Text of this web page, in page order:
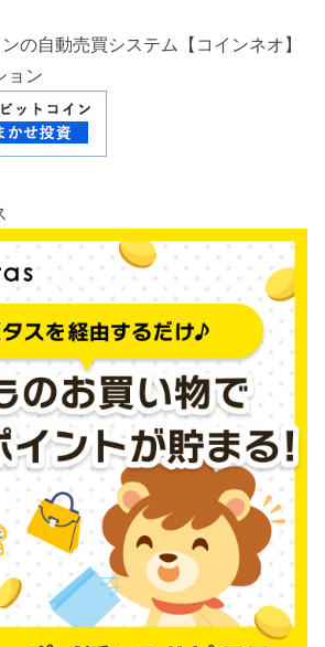
の自動売買システム【コインネオ】
ョン